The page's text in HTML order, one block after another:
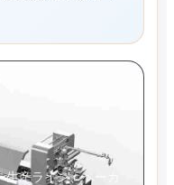
産ライン、ベーカ